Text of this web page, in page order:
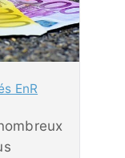
EnR